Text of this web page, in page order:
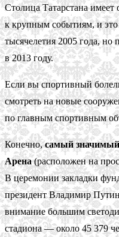
Столица Татарстана имеет
к крупным событиям, и это
тысячелетия 2005 года,
в 2013 году.
Если вы спортивный
смотреть на новые
по главным спортивным
Конечно,самый значимый
Арена(расположен на
В церемонии закладки
президент Владимир
внимание большим
стадиона — около 45 379